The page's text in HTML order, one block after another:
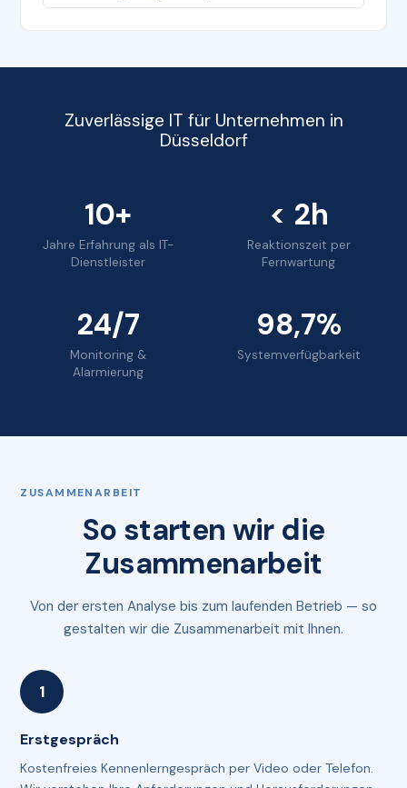
Zuverlässige IT für Unternehmen in
Düsseldorf
10+
Jahre Erfahrung als IT-
Dienstleister
< 2h
Reaktionszeit per
Fernwartung
24/7
Monitoring &
Alarmierung
98,7%
Systemverfügbarkeit
ZUSAMMENARBEIT
So starten wir die
Zusammenarbeit
Von der ersten Analyse bis zum laufenden Betrieb — so
gestalten wir die Zusammenarbeit mit Ihnen.
Erstgespräch
Kostenfreies Kennenlerngespräch per Video oder Telefon.